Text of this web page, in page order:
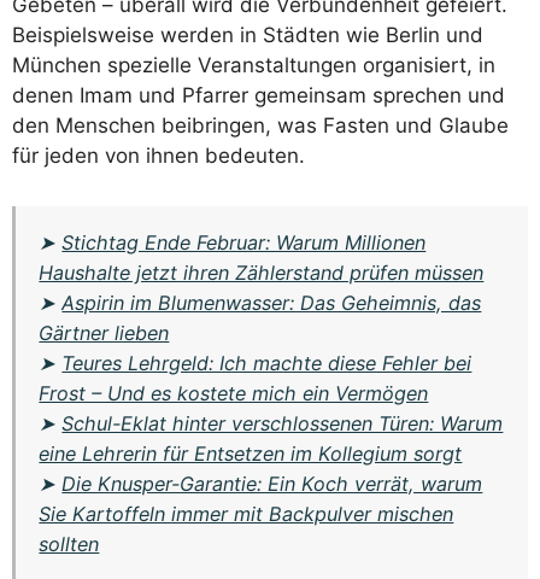
Beispielsweise werden in Städten wie Berlin und
München spezielle Veranstaltungen organisiert, in
denen Imam und Pfarrer gemeinsam sprechen und
den Menschen beibringen, was Fasten und Glaube
für jeden von ihnen bedeuten.
➤Stichtag Ende Februar: Warum Millionen
Haushalte jetzt ihren Zählerstand prüfen müssen
➤Aspirin im Blumenwasser: Das Geheimnis, das
Gärtner lieben
➤ Teures Lehrgeld: Ich machte diese Fehler bei
Frost – Und es kostete mich ein Vermögen
➤Schul-Eklat hinter verschlossenen Türen: Warum
eine Lehrerin für Entsetzen im Kollegium sorgt
➤ Die Knusper-Garantie: Ein Koch verrät, warum
Sie Kartoffeln immer mit Backpulver mischen
sollten